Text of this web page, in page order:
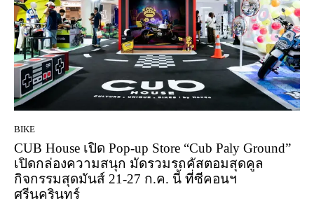
BIKE
CUB House เปิด Pop-up Store “Cub Paly Ground”
เปิดกล่องความสนุก มัดรวมรถคัสตอมสุดคูล
กิจกรรมสุดมันส์ 21-27 ก.ค. นี้ ที่ซีคอนฯ
ศรีนครินทร์